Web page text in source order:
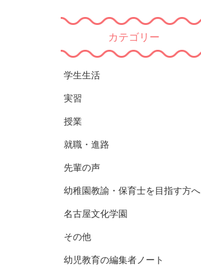
カテゴリー
学生生活
実習
授業
就職・進路
先輩の声
幼稚園教諭・保育士を目指す方へ
名古屋文化学園
その他
幼児教育の編集者ノート